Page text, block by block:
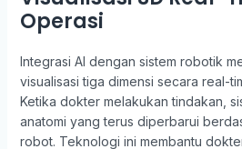
Operasi
Integrasi AI dengan sistem robotik
visualisasi tiga dimensi secara real-
Ketika dokter melakukan tindakan,
anatomi yang terus diperbarui
robot. Teknologi ini membantu